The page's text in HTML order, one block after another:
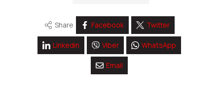
Share Facebook Twitter
Linkedin Viber WhatsApp
Email